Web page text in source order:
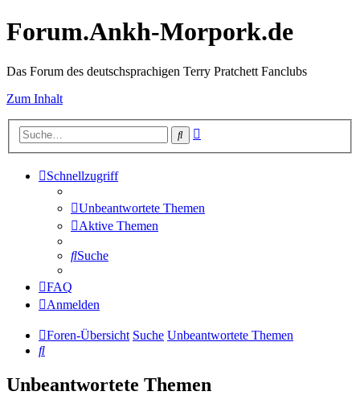
Forum.Ankh-Morpork.de
Das Forum des deutschsprachigen Terry Pratchett Fanclubs
Zum Inhalt
Suche
Schnellzugriff
Unbeantwortete Themen
Aktive Themen
Suche
FAQ
Anmelden
Foren-Übersicht Suche Unbeantwortete Themen
Suche
Unbeantwortete Themen